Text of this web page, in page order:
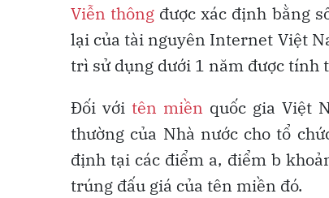
Viễn thông được xác định bằng
lại của tài nguyên Internet Việt
trì sử dụng dưới 1 năm được tính
Đối với tên miền quốc gia Việt
thường của Nhà nước cho tổ
định tại các điểm a, điểm b
trúng đấu giá của tên miền đó.